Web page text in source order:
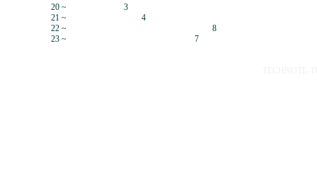
20 ~
3
21 ~
4
22 ~
8
23 ~
7